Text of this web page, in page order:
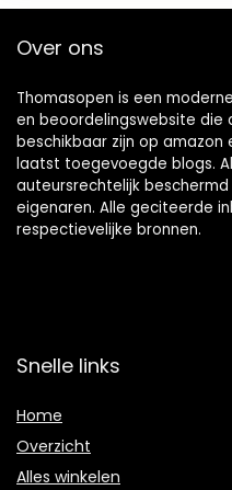
Over ons
Thomasopen is een
en beoordelingswebsite
beschikbaar zijn op
laatst toegevoegde blogs.
auteursrechtelijk
eigenaren. Alle geciteerde
respectievelijke bronnen.
Snelle links
Home
Overzicht
Alles winkelen